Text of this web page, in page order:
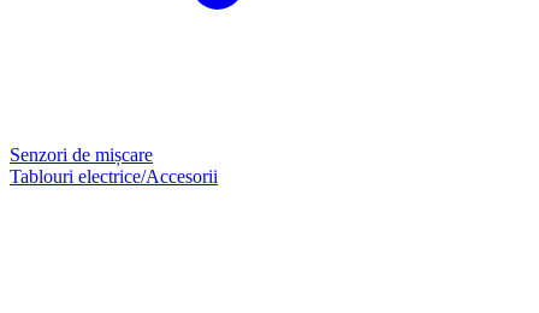
Senzori de mișcare
Tablouri electrice/Accesorii